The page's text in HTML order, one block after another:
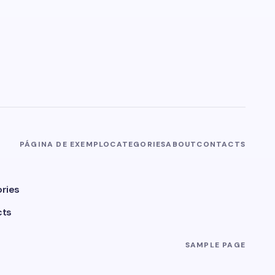
PÁGINA DE EXEMPLOCATEGORIESABOUTCONTACTS
SAMPLE PAGE